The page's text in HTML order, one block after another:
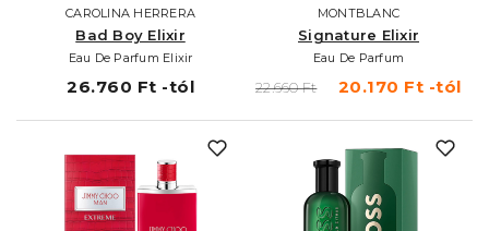
CAROLINA HERRERA
Bad Boy Elixir
Eau De Parfum Elixir
26.760 Ft -tól
MONTBLANC
Signature Elixir
Eau De Parfum
22.660 Ft 20.170 Ft -tól